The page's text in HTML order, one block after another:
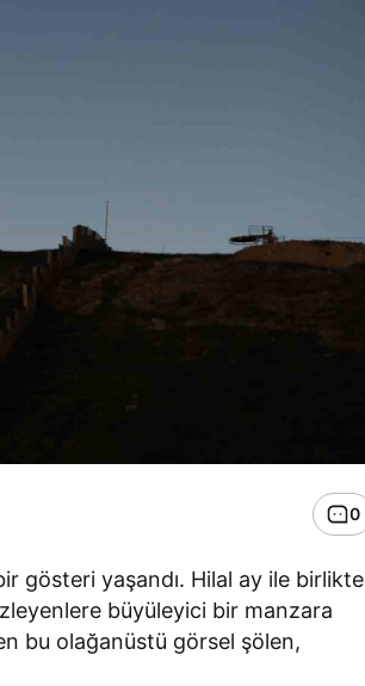
0
gösteri yaşandı. Hilal ay ile birlikte
büyüleyici bir manzara
bu olağanüstü görsel şölen,